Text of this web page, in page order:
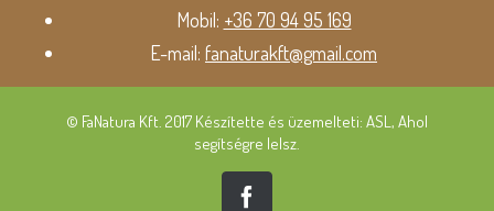
Mobil: +36 70 94 95 169
E-mail: fanaturakft@gmail.com
© FaNatura Kft. 2017 Készítette és üzemelteti: ASL, Ahol
segítségre lelsz.